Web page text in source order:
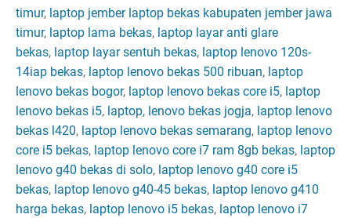
timur, laptop jember laptop bekas kabupaten jember jawa
timur, laptop lama bekas, laptop layar anti glare
bekas, laptop layar sentuh bekas, laptop lenovo 120s-
14iap bekas, laptop lenovo bekas 500 ribuan, laptop
lenovo bekas bogor, laptop lenovo bekas core i5, laptop
lenovo bekas i5, laptop, lenovo bekas jogja, laptop lenovo
bekas l420, laptop lenovo bekas semarang, laptop lenovo
core i5 bekas, laptop lenovo core i7 ram 8gb bekas, laptop
lenovo g40 bekas di solo, laptop lenovo g40 core i5
bekas, laptop lenovo g40-45 bekas, laptop lenovo g410
harga bekas, laptop lenovo i5 bekas, laptop lenovo i7